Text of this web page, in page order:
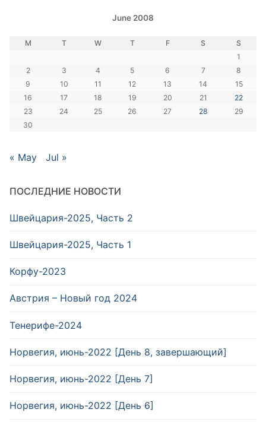
June 2008
M T W T F S
S
1
2
3 4 5 6 7
8
9
10 11 12 13 14
15
16
17 18 19 20 21
22
23
24 25 26 27 28
29
30
« May Jul »
ПОСЛЕДНИЕ НОВОСТИ
Швейцария-2025, Часть 2
Швейцария-2025, Часть 1
Корфу-2023
Австрия – Новый год 2024
Тенерифе-2024
Норвегия, июнь-2022 [День 8, завершающий]
Норвегия, июнь-2022 [День 7]
Норвегия, июнь-2022 [День 6]